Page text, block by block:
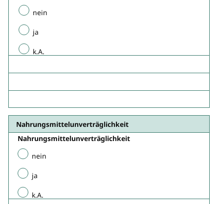
nein
ja
k.A.
Nahrungsmittelunverträglichkeit​
Nahrungsmittelunverträglichkeit
nein
ja
k.A.